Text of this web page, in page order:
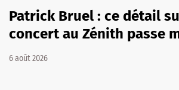
Patrick Bruel : ce détail
concert au Zénith passe
6 août 2026